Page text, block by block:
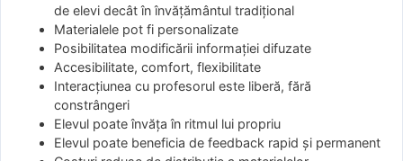
de elevi decât în învățământul tradițional
Materialele pot fi personalizate
Posibilitatea modificării informației difuzate
Accesibilitate, comfort, flexibilitate
Interacțiunea cu profesorul este liberă, fără
constrângeri
Elevul poate învăța în ritmul lui propriu
Elevul poate beneficia de feedback rapid și permanent